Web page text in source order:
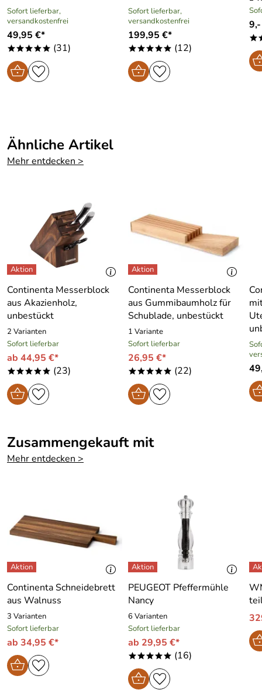
Artikel sehr gut erarbeitet, genau das was wir gesucht
haben.
Kaufdatum: 04.03.2014
Bewertungsdatum: 29.03.2014
Florian
*****
Verifizierte Bewertung
Kaufdatum: 27.11.2013
Bewertungsdatum: 13.12.2013
Sofort lieferbar,
versandkostenfrei
49,95 €*
***** (31)
Sofort lieferbar,
versandkostenfrei
199,95 €*
***** (12)
Ähnliche Artikel
Mehr entdecken >
Continenta Messerblock
aus Akazienholz,
unbestückt
2 Varianten
Sofort lieferbar
ab 44,95 €*
***** (23)
Continenta Messerblock
aus Gummibaumholz für
Schublade, unbestückt
1 Variante
Sofort lieferbar
26,95 €*
***** (22)
Zusammengekauft mit
Mehr entdecken >
Continenta Schneidebrett
aus Walnuss
3 Varianten
Sofort lieferbar
ab 34,95 €*
PEUGEOT Pfeffermühle
Nancy
6 Varianten
Sofort lieferbar
ab 29,95 €*
***** (16)